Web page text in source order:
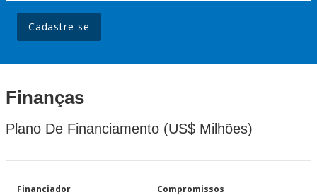
Cadastre-se
Finanças
Plano De Financiamento (US$ Milhões)
Financiador Compromissos